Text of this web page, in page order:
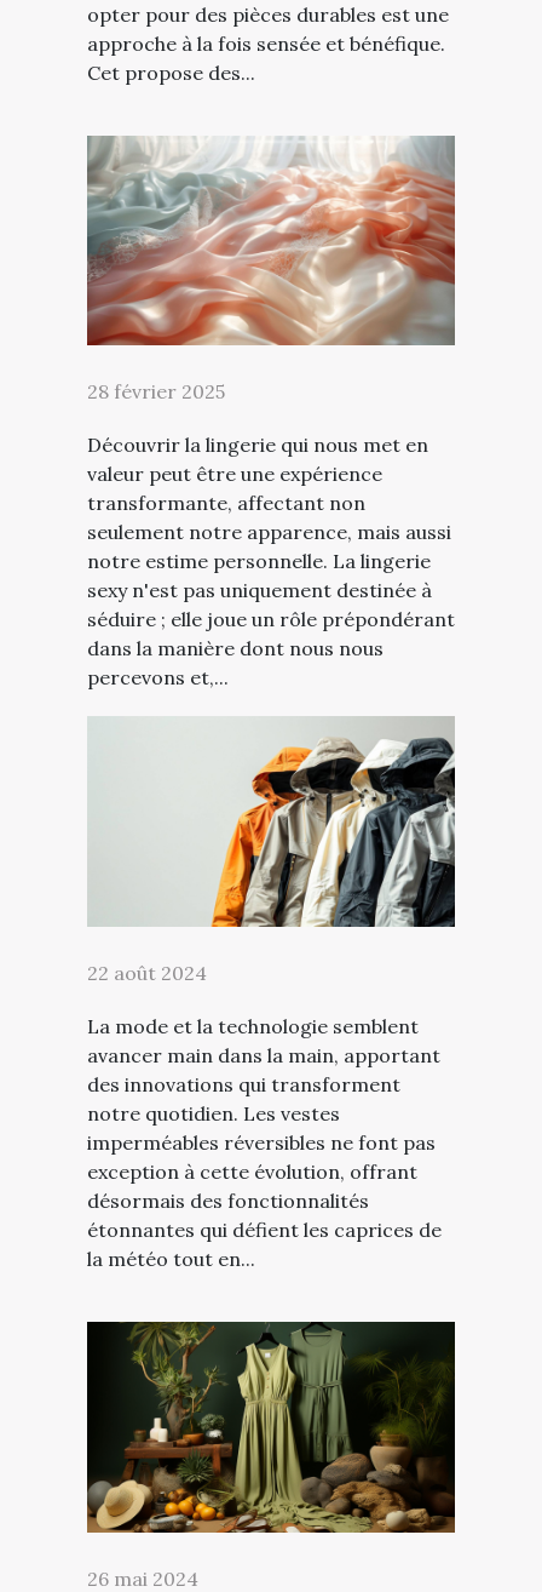
opter pour des pièces durables est une
approche à la fois sensée et bénéfique.
Cet propose des...
28 février 2025
Découvrir la lingerie qui nous met en
valeur peut être une expérience
transformante, affectant non
seulement notre apparence, mais aussi
notre estime personnelle. La lingerie
sexy n'est pas uniquement destinée à
séduire ; elle joue un rôle prépondérant
dans la manière dont nous nous
percevons et,...
22 août 2024
La mode et la technologie semblent
avancer main dans la main, apportant
des innovations qui transforment
notre quotidien. Les vestes
imperméables réversibles ne font pas
exception à cette évolution, offrant
désormais des fonctionnalités
étonnantes qui défient les caprices de
la météo tout en...
26 mai 2024